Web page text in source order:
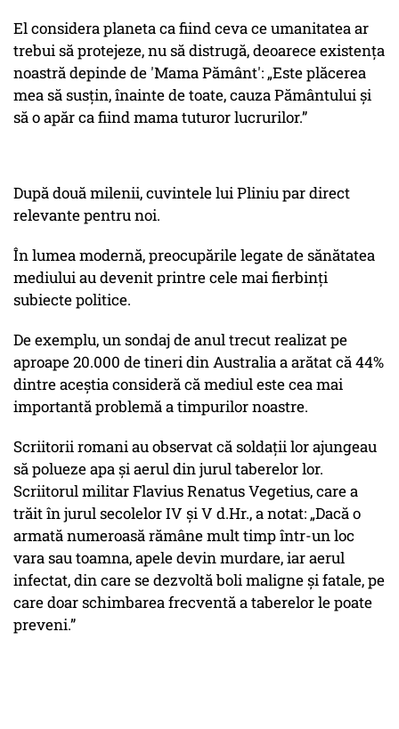
El considera planeta ca fiind ceva ce umanitatea ar
trebui să protejeze, nu să distrugă, deoarece existența
noastră depinde de 'Mama Pământ': „Este plăcerea
mea să susțin, înainte de toate, cauza Pământului și
să o apăr ca fiind mama tuturor lucrurilor.”
După două milenii, cuvintele lui Pliniu par direct
relevante pentru noi.
În lumea modernă, preocupările legate de sănătatea
mediului au devenit printre cele mai fierbinți
subiecte politice.
De exemplu, un sondaj de anul trecut realizat pe
aproape 20.000 de tineri din Australia a arătat că 44%
dintre aceștia consideră că mediul este cea mai
importantă problemă a timpurilor noastre.
Scriitorii romani au observat că soldații lor ajungeau
să polueze apa și aerul din jurul taberelor lor.
Scriitorul militar Flavius Renatus Vegetius, care a
trăit în jurul secolelor IV și V d.Hr., a notat: „Dacă o
armată numeroasă rămâne mult timp într-un loc
vara sau toamna, apele devin murdare, iar aerul
infectat, din care se dezvoltă boli maligne și fatale, pe
care doar schimbarea frecventă a taberelor le poate
preveni.”